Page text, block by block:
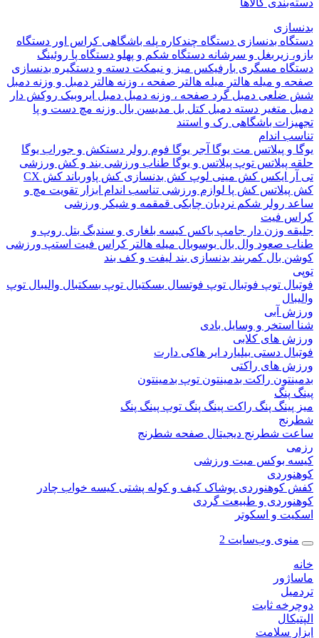
کالاها
بدنسازیدستگاه چندکارهپله باشگاهیکراس اوردستگاه
زیربغل و سرشانه دستگاه شکم و پهلودستگاه پاروئینگ
مسگریبارفیکسمیز و نیمکتدسته و دستگیره بدنسازی
و میله هالتر میله هالتر صفحه ، وزنه هالتر دمبل و وزنه دمبل
دمبل گرد صفحه ، وزنه دمبل دمبل ایروبیک روکش دار
متغیردسته دمبل کتل بلمدیسن بالوزنه مچ دست و پا
باشگاهیرک و استند
اندام
و پیلاتسمت یوگاآجر یوگا فوم رولر دستکش و جوراب یوگا
پیلاتستوپ پیلاتس و یوگاطناب ورزشی بند و کش ورزشی
ایکس کش مینی لوپ کش بدنسازیکش پاورباندکش CX
کش پالوازم ورزشی تناسب اندام ابزار تقویت مچ و
رولر شکم نردبان چابکیقمقمه و شیکر ورزشی
فیت
وزن دارجامپ باکسکیسه بلغاری و سندبگبتل روپ و
صعودوال بال بوسوبالمیله هالتر کراس فیت استپ ورزشی
بالکمربند بدنسازیبند لیفت و کف بند
توپ فوتبالتوپ فوتسالبسکتبالتوپ بسکتبالوالیبال توپ
آبی
و وسایل بادی
های کلابی
دستیبیلیاردایر هاکیدارت
های راکتی
راکت بدمینتونتوپ بدمینتون
پنگ
پنگراکت پینگ پنگتوپ پینگ پنگ
شطرنج دیجیتالصفحه شطرنج
بوکسمیت ورزشی
کوهنوردیپوشاککیف و کوله پشتیکیسه خوابچادر
و طبیعت گردی
و اسکوتر
وب‌سایت 2
ثابت
سلامت